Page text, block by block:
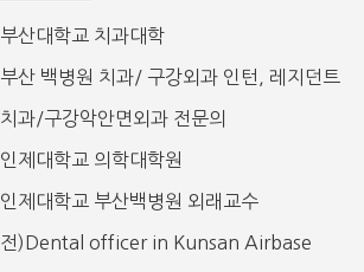
부산대학교 치과대학
부산 백병원 치과/ 구강외과 인턴, 레지던트
치과/구강악안면외과 전문의
인제대학교 의학대학원
인제대학교 부산백병원 외래교수
전)Dental officer in Kunsan Airbase